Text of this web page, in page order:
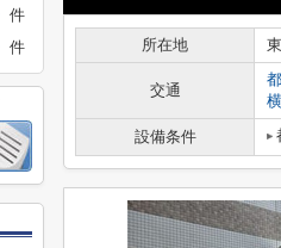
所在地
交通
設備条件
件
件